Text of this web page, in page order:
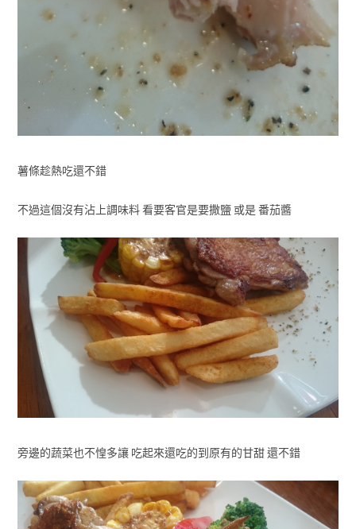
薯條趁熱吃還不錯
不過這個沒有沾上調味料 看要客官是要撒鹽 或是 番茄醬
旁邊的蔬菜也不惶多讓 吃起來還吃的到原有的甘甜 還不錯